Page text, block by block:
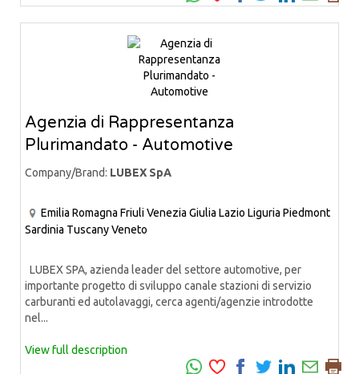
Agenzia di Rappresentanza
Plurimandato - Automotive
Company/Brand: LUBEX SpA
Emilia Romagna Friuli Venezia Giulia Lazio Liguria Piedmont
Sardinia TuscanyVeneto
LUBEX SPA, azienda leader del settore automotive, per
importante progetto di sviluppo canale stazioni di servizio
carburanti ed autolavaggi, cerca agenti/agenzie introdotte
nel...
View full description